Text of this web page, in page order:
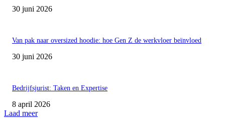
30 juni 2026
Van pak naar oversized hoodie: hoe Gen Z de werkvloer beïnvloed
30 juni 2026
Bedrijfsjurist: Taken en Expertise
8 april 2026
Laad meer